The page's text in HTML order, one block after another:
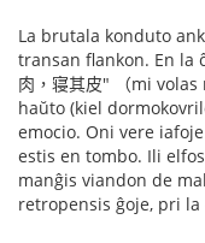
La brutala konduto
transan flankon. En la
肉，寝其皮" （mi
haŭto (kiel
emocio. Oni vere
estis en tombo. Ili
manĝis viandon de
retropensis ĝoje, pri